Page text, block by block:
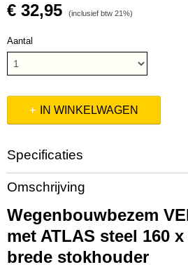
€ 32,95 (inclusief btw 21%)
Aantal
IN WINKELWAGEN
Specificaties
Productcode
1490381
EAN code
8712129903811
Productcode leverancier
1490381
Omschrijving
Wegenbouwbezem
met ATLAS steel 160
brede stokhouder